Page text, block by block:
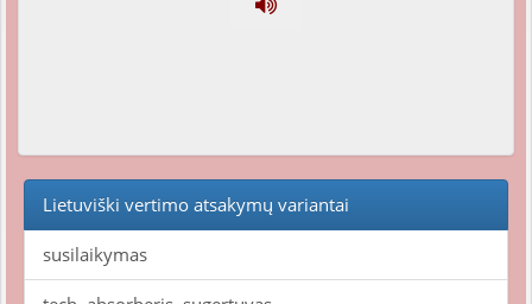
Lietuviški vertimo atsakymų variantai
susilaikymas